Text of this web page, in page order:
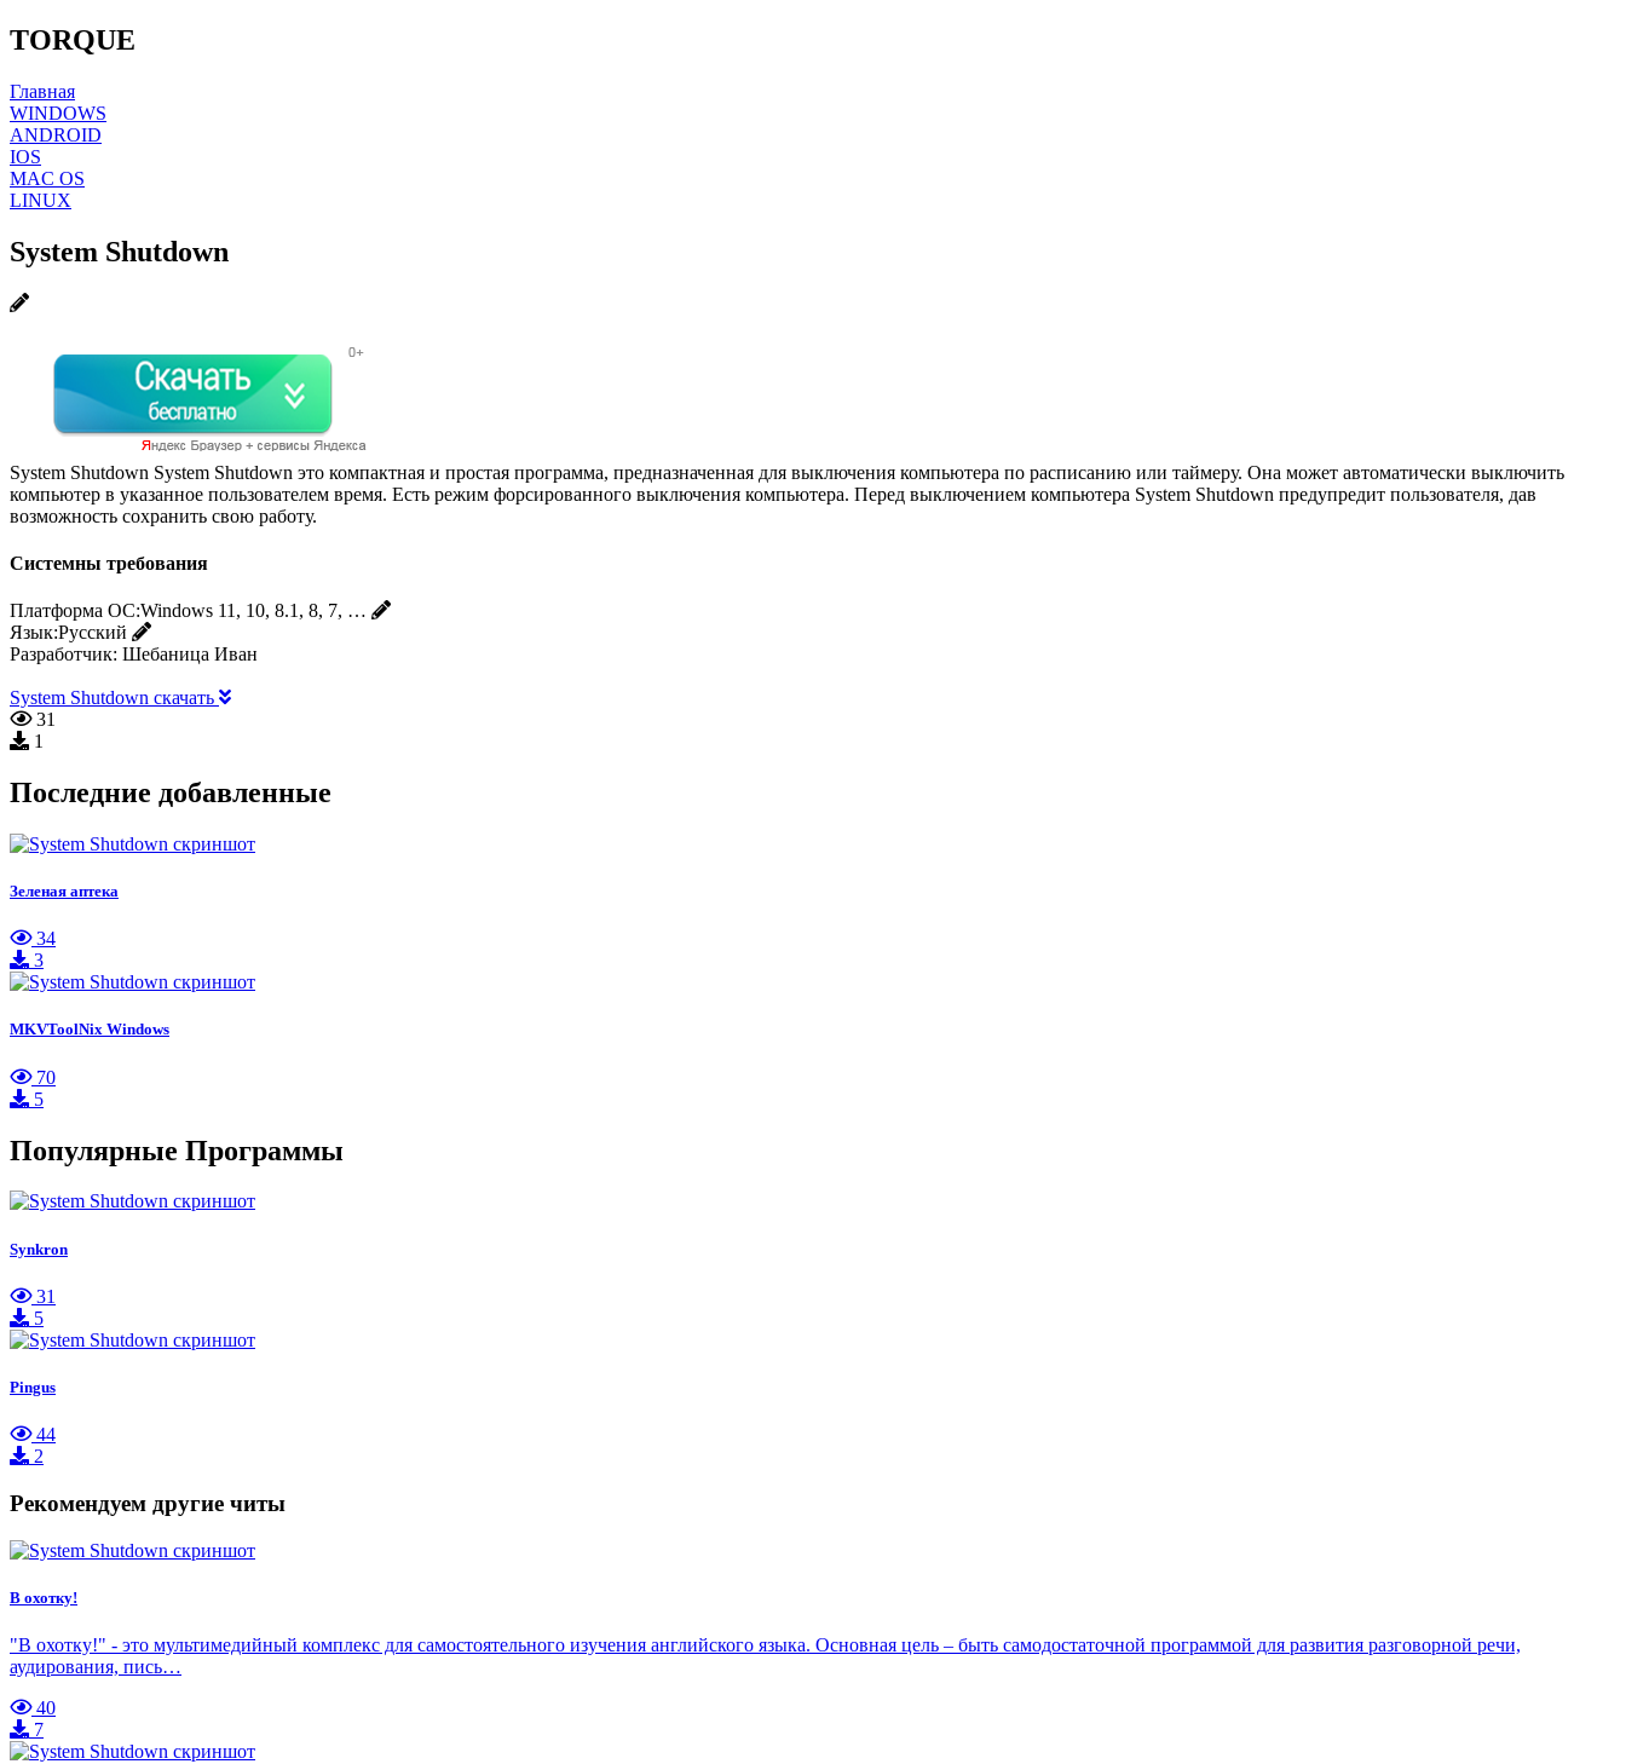
TORQUE
Главная
WINDOWS
ANDROID
IOS
MAC OS
LINUX
System Shutdown
System Shutdown System Shutdown это компактная и простая программа, предназначенная для выключения компьютера по расписанию или таймеру. Она может автоматически выключить
компьютер в указанное пользователем время. Есть режим форсированного выключения компьютера. Перед выключением компьютера System Shutdown предупредит пользователя, дав
возможность сохранить свою работу.
Системны требования
Платформа ОС:Windows 11, 10, 8.1, 8, 7, …
Язык:Русский
Разработчик: Шебаница Иван
System Shutdown скачать
31
1
Последние добавленные
Зеленая аптека
34
3
MKVToolNix Windows
70
5
Популярные Программы
Synkron
31
5
Pingus
44
2
Рекомендуем другие читы
В охотку!
"В охотку!" - это мультимедийный комплекс для самостоятельного изучения английского языка. Основная цель – быть самодостаточной программой для развития разговорной речи,
аудирования, пись…
40
7